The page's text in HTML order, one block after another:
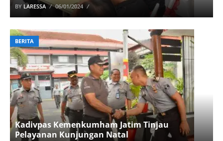
BY LARESSA 06/01/2024
BERITA
Kadivpas Kemenkumham Jatim Tinjau
Pelayanan Kunjungan Natal